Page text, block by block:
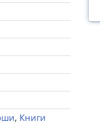
, Книги